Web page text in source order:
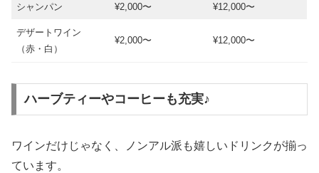
シャンパン ¥2,000〜 ¥12,000〜
デザートワイン
（赤・白）
¥2,000〜 ¥12,000〜
ハーブティーやコーヒーも充実♪
ワインだけじゃなく、ノンアル派も嬉しいドリンクが揃っ
ています。